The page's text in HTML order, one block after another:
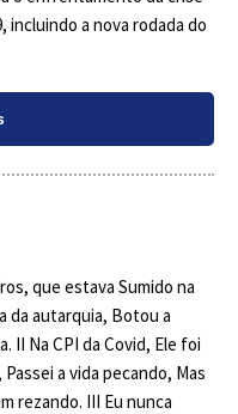
incluindo a nova rodada do
que estava Sumido na
da autarquia, Botou a
II Na CPI da Covid, Ele foi
a vida pecando, Mas
rezando. III Eu nunca